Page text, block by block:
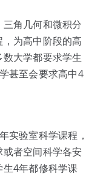
角几何和微积分
为高中阶段的高
大学都要求学生
甚至会要求高中4
实验室科学课程，
者空间科学各安
4年都修科学课